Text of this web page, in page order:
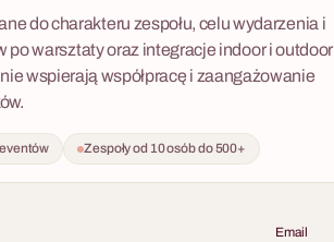
do charakteru zespołu, celu wydarzenia i
po warsztaty oraz integracje indoor i outdoor
wspierają współpracę i zaangażowanie
Zespoły od 10 osób do 500+
Email